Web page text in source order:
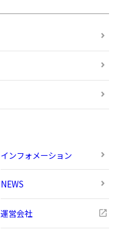
インフォメーション
NEWS
運営会社